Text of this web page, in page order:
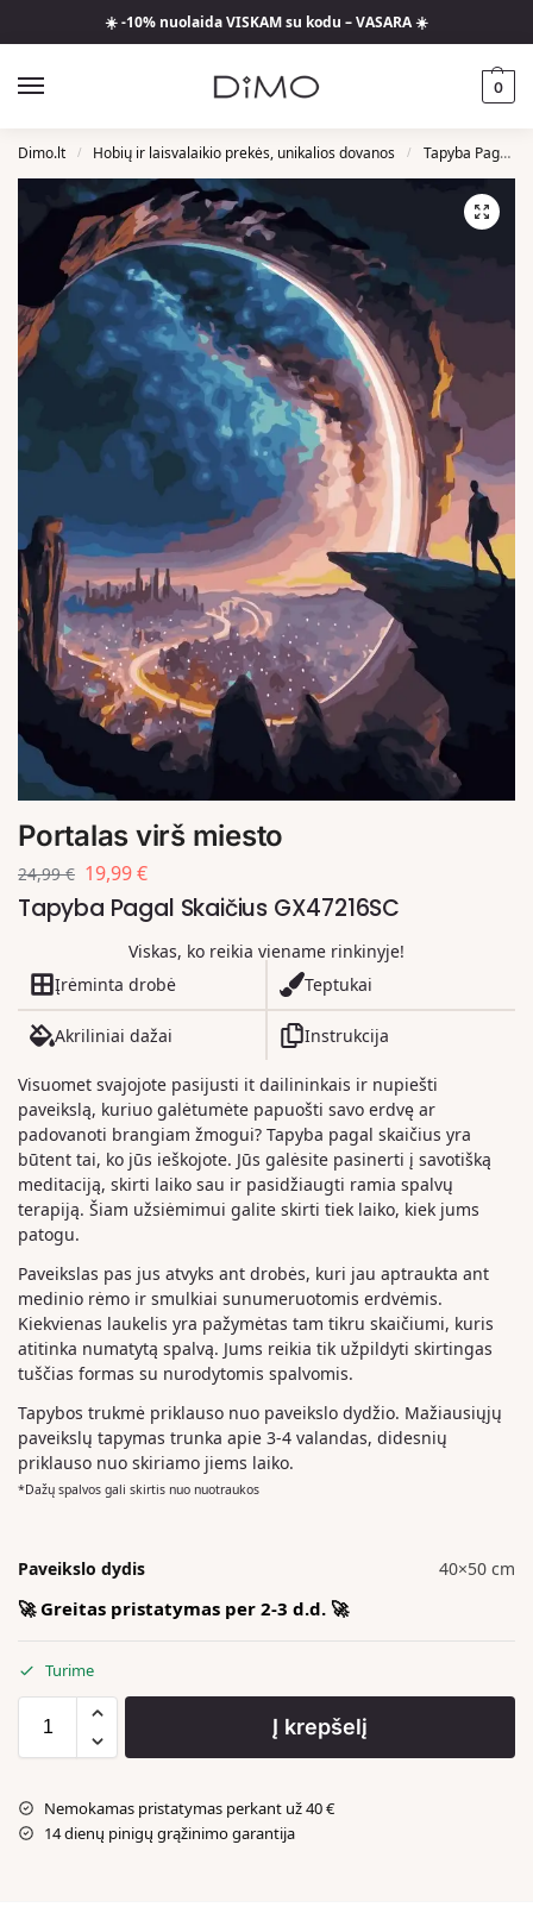
☀️ -10% nuolaida VISKAM su kodu – VASARA ☀️
0
Dimo.lt / Hobių ir laisvalaikio prekės, unikalios dovanos / Tapyba Pagal Skaičius
Portalas virš miesto
24,99€ 19,99€
Tapyba Pagal Skaičius GX47216SC
Viskas, ko reikia viename rinkinyje!
Įrėminta drobė
Teptukai
Akriliniai dažai Instrukcija
Visuomet svajojote pasijusti it dailininkais ir nupiešti
paveikslą, kuriuo galėtumėte papuošti savo erdvę ar
padovanoti brangiam žmogui? Tapyba pagal skaičius yra
būtent tai, ko jūs ieškojote. Jūs galėsite pasinerti į savotišką
meditaciją, skirti laiko sau ir pasidžiaugti ramia spalvų
terapiją. Šiam užsiėmimui galite skirti tiek laiko, kiek jums
patogu.
Paveikslas pas jus atvyks ant drobės, kuri jau aptraukta ant
medinio rėmo ir smulkiai sunumeruotomis erdvėmis.
Kiekvienas laukelis yra pažymėtas tam tikru skaičiumi, kuris
atitinka numatytą spalvą. Jums reikia tik užpildyti skirtingas
tuščias formas su nurodytomis spalvomis.
Tapybos trukmė priklauso nuo paveikslo dydžio. Mažiausiųjų
paveikslų tapymas trunka apie 3-4 valandas, didesnių
priklauso nuo skiriamo jiems laiko.
*Dažų spalvos gali skirtis nuo nuotraukos
Paveikslo dydis 40×50 cm
🚀 Greitas pristatymas per 2-3 d.d. 🚀
Turime
Į krepšelį
Nemokamas pristatymas perkant už 40 €
14 dienų pinigų grąžinimo garantija